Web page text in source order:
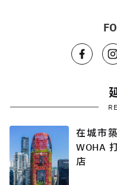
在城市
WOHA
店